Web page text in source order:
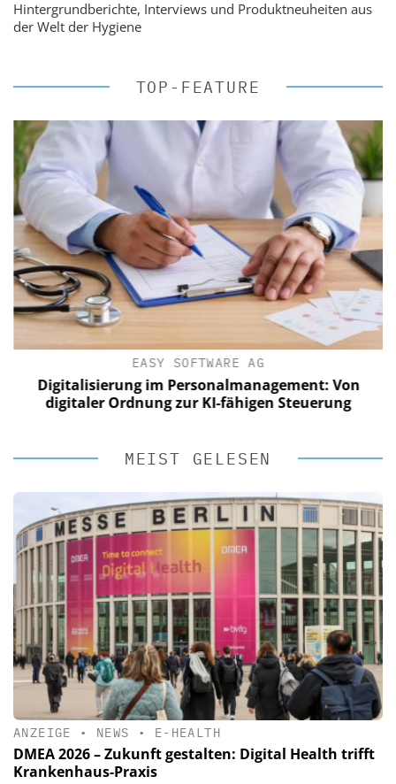
Hintergrundberichte, Interviews und Produktneuheiten aus
der Welt der Hygiene
TOP-FEATURE
EASY SOFTWARE AG
Digitalisierung im Personalmanagement: Von
digitaler Ordnung zur KI-fähigen Steuerung
MEIST GELESEN
ANZEIGE • NEWS • E-HEALTH
DMEA 2026 – Zukunft gestalten: Digital Health trifft
Krankenhaus-Praxis